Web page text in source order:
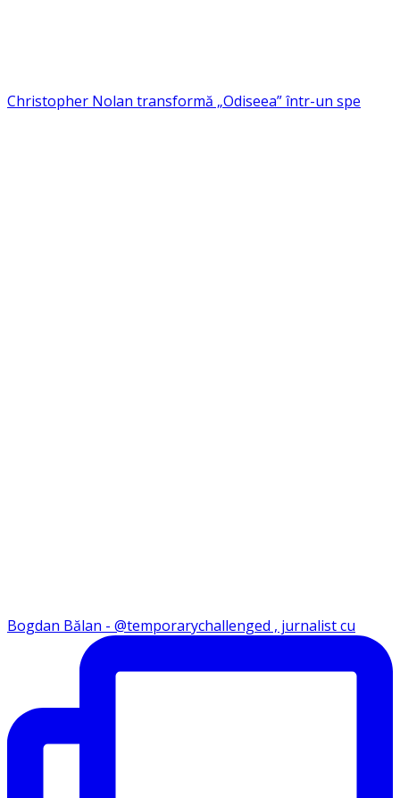
Christopher Nolan transformă „Odiseea” într-un spe
Bogdan Bălan - @temporarychallenged , jurnalist cu